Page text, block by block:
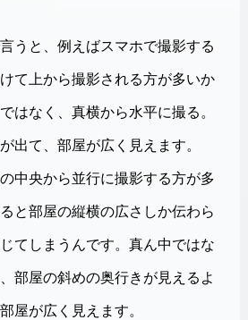
うと、例えばスマホで撮影する
て上から撮影される方が多いか
はなく、真横から水平に撮る。
出て、部屋が広く見えます。
中央から並行に撮影する方が多
と部屋の縦横の広さしか伝わら
てしまうんです。真ん中ではな
部屋の斜めの奥行きが見えるよ
屋が広く見えます。